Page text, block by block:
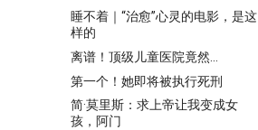
睡不着｜“治愈”心灵的电影，是这
样的
离谱！顶级儿童医院竟然…
第一个！她即将被执行死刑
简·莫里斯：求上帝让我变成女
孩，阿门